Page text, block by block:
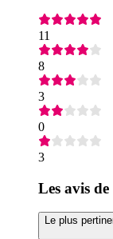
11
8
3
0
3
Les avis
Le plus